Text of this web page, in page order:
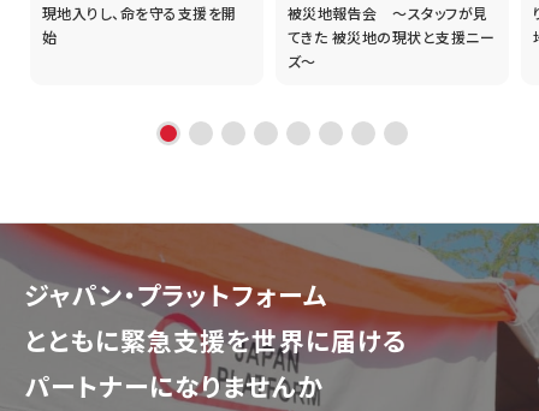
現地入りし、命を守る支援を開
始
被災地報告会 ～スタッフが見
てきた 被災地の現状と支援ニー
ズ～
ジャパン・プラットフォーム
とともに緊急支援を世界に届ける
パートナーになりませんか